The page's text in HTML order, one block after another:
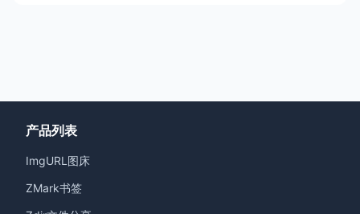
产品列表
ImgURL图床
ZMark书签